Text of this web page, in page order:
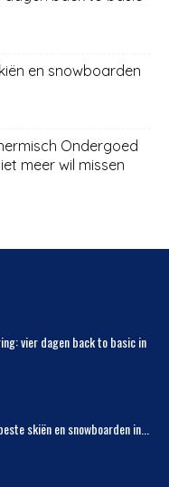
en snowboarden
Ondergoed
meer wil missen
vier dagen back to basic in
skiën en snowboarden in...